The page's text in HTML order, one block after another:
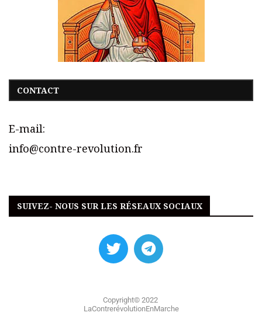
CONTACT
E-mail:
info@contre-revolution.fr
SUIVEZ- NOUS SUR LES RÉSEAUX SOCIAUX
Copyright© 2022
LaContrerévolutionEnMarche